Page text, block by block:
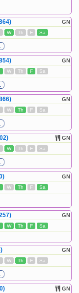
GN
W Th F Sa
GN
W Th F Sa
GN
W Th F Sa
GN
W Th F Sa
GN
W Th F Sa
GN
W Th F Sa
GN
W Th F Sa
GN